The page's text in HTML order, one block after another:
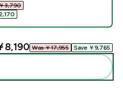
3,790‎
8,190‎ Was ￥17,955‎ Save ￥9,765‎